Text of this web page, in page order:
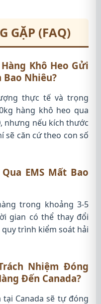
GẶP (FAQ)
Khô Heo Gửi
Bao Nhiêu?
thực tế và trọng
hàng khô heo qua
nhưng nếu kích thước
sẽ căn cứ theo con số
EMS Mất Bao
trong khoảng 3-5
gian có thể thay đổi
trình kiểm soát hải
Nhiệm Đóng
Đến Canada?
Canada sẽ tự đóng